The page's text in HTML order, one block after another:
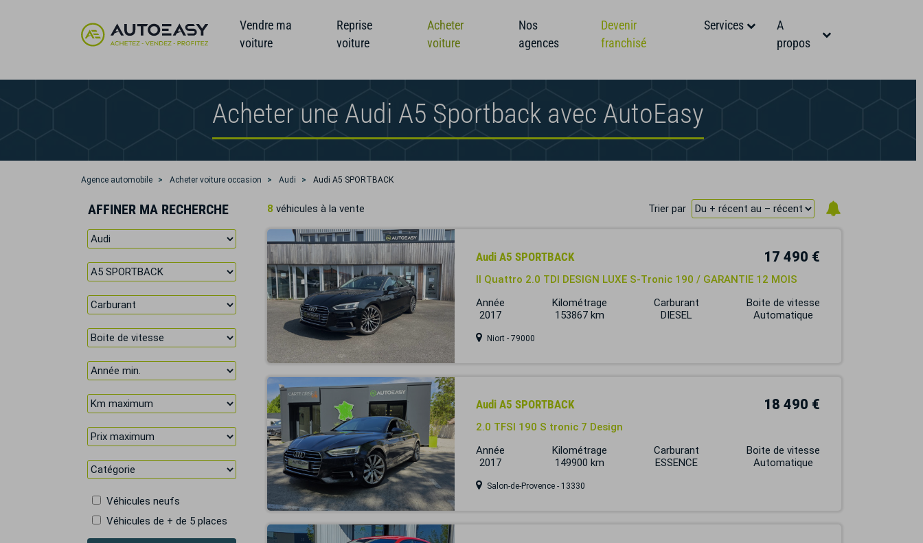
Vendre ma
voiture
Reprise
voiture
Acheter
voiture
Nos
agences
Devenir
franchisé
Services
A
propos
Acheter une Audi A5 Sportback avec AutoEasy
Agence automobile Acheter voiture occasion Audi Audi A5 SPORTBACK
AFFINER MA RECHERCHE
Véhicules neufs
Véhicules de + de 5 places
8 véhicules à la vente Trier par
Audi A5 SPORTBACK 17 490 €
II Quattro 2.0 TDI DESIGN LUXE S-Tronic 190 / GARANTIE 12 MOIS
Année
2017
Kilométrage
153867 km
Carburant
DIESEL
Boite de vitesse
Automatique
Niort - 79000
Audi A5 SPORTBACK 18 490 €
2.0 TFSI 190 S tronic 7 Design
Année
2017
Kilométrage
149900 km
Carburant
ESSENCE
Boite de vitesse
Automatique
Salon-de-Provence - 13330